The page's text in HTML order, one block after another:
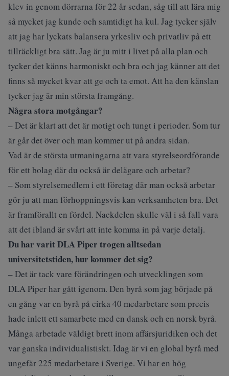
klev in genom dörrarna för 22 år sedan, såg till att lära mig
så mycket jag kunde och samtidigt ha kul. Jag tycker själv
att jag har lyckats balansera yrkesliv och privatliv på ett
tillräckligt bra sätt. Jag är ju mitt i livet på alla plan och
tycker det känns harmoniskt och bra och jag känner att det
finns så mycket kvar att ge och ta emot. Att ha den känslan
tycker jag är min största framgång.
Några stora motgångar?
– Det är klart att det är motigt och tungt i perioder. Som tur
är går det över och man kommer ut på andra sidan.
Vad är de största utmaningarna att vara styrelseordförande
för ett bolag där du också är delägare och arbetar?
– Som styrelsemedlem i ett företag där man också arbetar
gör ju att man förhoppningsvis kan verksamheten bra. Det
är framförallt en fördel. Nackdelen skulle väl i så fall vara
att det ibland är svårt att inte komma in på varje detalj.
Du har varit DLA Piper trogen alltsedan
universitetstiden, hur kommer det sig?
– Det är tack vare förändringen och utvecklingen som
DLA Piper har gått igenom. Den byrå som jag började på
en gång var en byrå på cirka 40 medarbetare som precis
hade inlett ett samarbete med en dansk och en norsk byrå.
Många arbetade väldigt brett inom affärsjuridiken och det
var ganska individualistiskt. Idag är vi en global byrå med
ungefär 225 medarbetare i Sverige. Vi har en hög